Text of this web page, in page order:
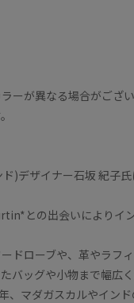
ーが異なる場合がござ
ド)デザイナー石坂 紀子
との出会いによりイ
ドローブや、革やラフ
バッグや小物まで幅広く
、マダガスカルやイン